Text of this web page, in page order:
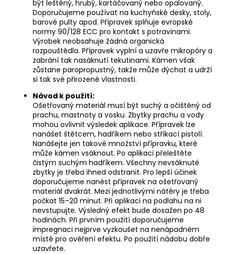
být leštěný, hrubý, kartáčovaný nebo opalovaný.
Doporučujeme používat na kuchyňské desky, stoly,
barové pulty apod. Přípravek splňuje evropské
normy 90/128 ECC pro kontakt s potravinami.
Výrobek neobsahuje žádná organická
rozpouštědla. Přípravek vyplní a uzavře mikropóry a
zabrání tak nasáknutí tekutinami. Kámen však
zůstane paropropustný, takže může dýchat a udrží
si tak své přirozené vlastnosti.
Návod k použití:
Ošetřovaný materiál musí být suchý a očištěný od
prachu, mastnoty a vosku. Zbytky prachu a vody
mohou ovlivnit výsledek aplikace. Přípravek lze
nanášet štětcem, hadříkem nebo stříkací pistolí.
Nanášejte jen takové množství přípravku, které
může kámen vsáknout. Po aplikaci přeleštěte
čistým suchým hadříkem. Všechny nevsáknuté
zbytky je třeba ihned odstranit. Pro lepší účinek
doporučujeme nanést přípravek na ošetřovaný
materiál dvakrát. Mezi jednotlivými nátěry je třeba
počkat 15–20 minut. Při aplikaci na podlahu na ni
nevstupujte. Výsledný efekt bude dosažen po 48
hodinách. Při prvním použití doporučujeme
impregnaci nejprve vyzkoušet na nenápadném
místě pro ověření efektu. Po použití nádobu dobře
uzavřete.